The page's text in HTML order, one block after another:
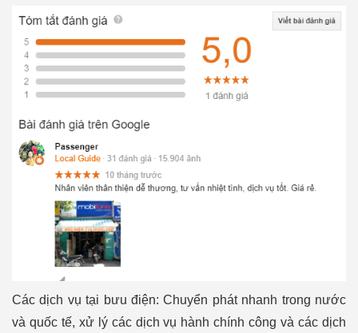
Các dịch vụ tại bưu điện: Chuyển phát nhanh trong nước
và quốc tế, xử lý các dịch vụ hành chính công và các dịch